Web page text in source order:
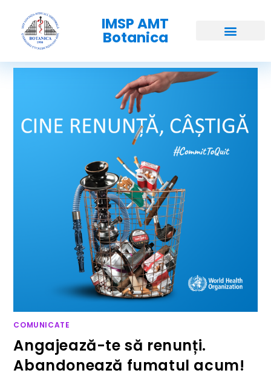
IMSP AMT
Botanica
COMUNICATE
Angajează-te să renunți.
Abandonează fumatul acum!